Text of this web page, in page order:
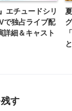
エチュードシリ
で独占ライブ配
詳細＆キャスト
す